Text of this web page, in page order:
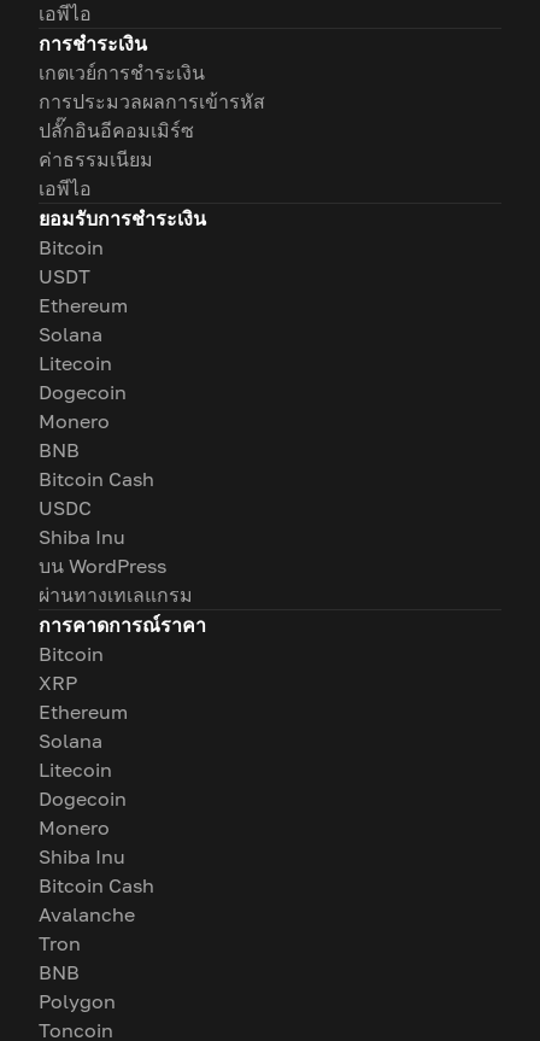
เอพีไอ
การชำระเงิน
เกตเวย์การชำระเงิน
การประมวลผลการเข้ารหัส
ปลั๊กอินอีคอมเมิร์ซ
ค่าธรรมเนียม
เอพีไอ
ยอมรับการชำระเงิน
Bitcoin
USDT
Ethereum
Solana
Litecoin
Dogecoin
Monero
BNB
Bitcoin Cash
USDC
Shiba Inu
บน WordPress
ผ่านทางเทเลแกรม
การคาดการณ์ราคา
Bitcoin
XRP
Ethereum
Solana
Litecoin
Dogecoin
Monero
Shiba Inu
Bitcoin Cash
Avalanche
Tron
BNB
Polygon
Toncoin